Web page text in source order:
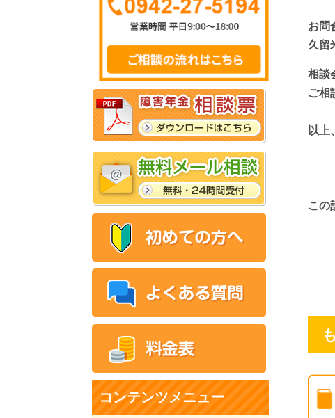
お問
久留
相談
ご相
以上
この
コンテンツメニュー